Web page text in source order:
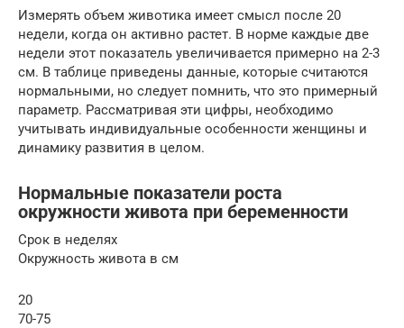
Измерять объем животика имеет смысл после 20
недели, когда он активно растет. В норме каждые две
недели этот показатель увеличивается примерно на 2-3
см. В таблице приведены данные, которые считаются
нормальными, но следует помнить, что это примерный
параметр. Рассматривая эти цифры, необходимо
учитывать индивидуальные особенности женщины и
динамику развития в целом.
Нормальные показатели роста
окружности живота при беременности
Срок в неделях
Окружность живота в см
20
70-75